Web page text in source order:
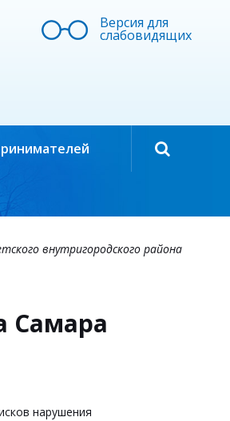
Версия для
слабовидящих
внутригородского района
Самара
нарушения